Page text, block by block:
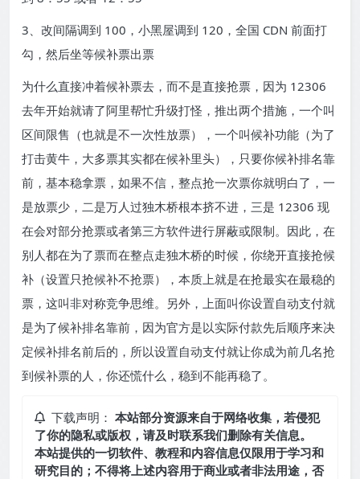
3、改间隔调到 100，小黑屋调到 120，全国 CDN 前面打
勾，然后坐等候补票出票
为什么直接冲着候补票去，而不是直接抢票，因为 12306
去年开始就请了阿里帮忙升级打怪，推出两个措施，一个叫
区间限售（也就是不一次性放票），一个叫候补功能（为了
打击黄牛，大多票其实都在候补里头），只要你候补排名靠
前，基本稳拿票，如果不信，整点抢一次票你就明白了，一
是放票少，二是万人过独木桥根本挤不进，三是 12306 现
在会对部分抢票或者第三方软件进行屏蔽或限制。因此，在
别人都在为了票而在整点走独木桥的时候，你绕开直接抢候
补（设置只抢候补不抢票），本质上就是在抢最实在最稳的
票，这叫非对称竞争思维。另外，上面叫你设置自动支付就
是为了候补排名靠前，因为官方是以实际付款先后顺序来决
定候补排名前后的，所以设置自动支付就让你成为前几名抢
到候补票的人，你还慌什么，稳到不能再稳了。
下载声明： 本站部分资源来自于网络收集，若侵犯
了你的隐私或版权，请及时联系我们删除有关信息。
本站提供的一切软件、教程和内容信息仅限用于学习和
研究目的；不得将上述内容用于商业或者非法用途，否